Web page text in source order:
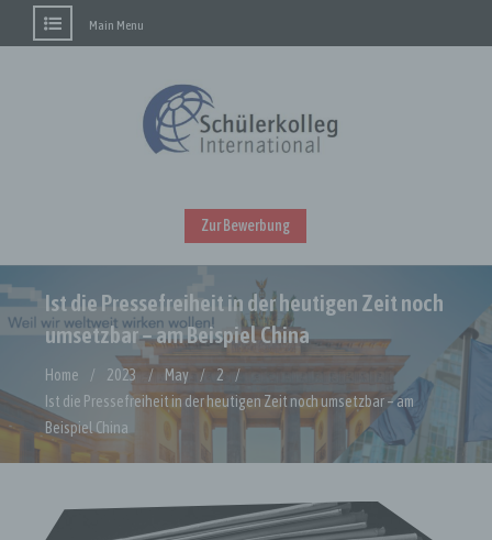
Main Menu
Zur Bewerbung
Ist die Pressefreiheit in der heutigen Zeit noch
umsetzbar – am Beispiel China
Home 2023 May
2
Ist die Pressefreiheit in der heutigen Zeit noch umsetzbar – am
Beispiel China